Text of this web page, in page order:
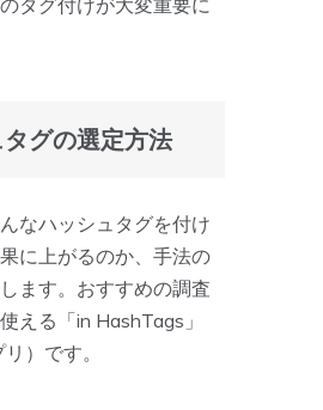
タグ付けが大変重要に
グの選定方法
なハッシュタグを付け
に上がるのか、手法の
ます。おすすめの調査
える「in HashTags」
）です。